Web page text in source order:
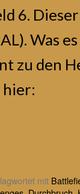
6.
Was
zu den
mit